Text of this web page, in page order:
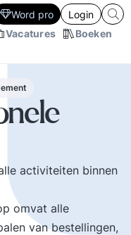
Vacatures
Boeken
Word pro Login
activiteiten binnen
omvat alle
van bestellingen,